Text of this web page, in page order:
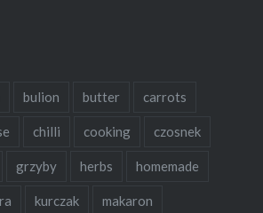
bulion butter carrots
chilli cooking czosnek
grzyby herbs homemade
kurczak makaron